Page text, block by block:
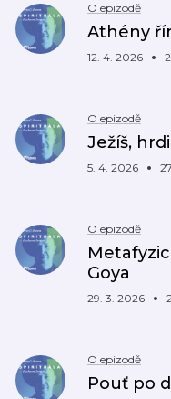
O epizodě
Athény
12. 4. 2026
O epizodě
Ježíš,
5. 4. 2026
O epizodě
Goya
29. 3. 2026
O epizodě
Pouť po